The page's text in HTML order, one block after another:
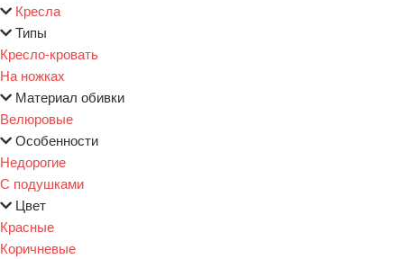
Кресла
Типы
Кресло-кровать
На ножках
Материал обивки
Велюровые
Особенности
Недорогие
С подушками
Цвет
Красные
Коричневые